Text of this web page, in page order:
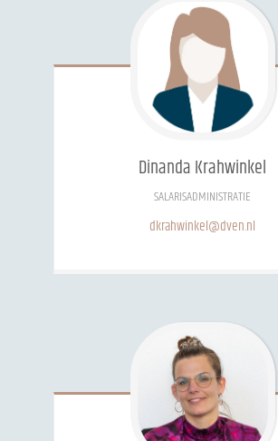
DinandaKrahwinkel
SALARISADMINISTRATIE
dkrahwinkel@dven.nl